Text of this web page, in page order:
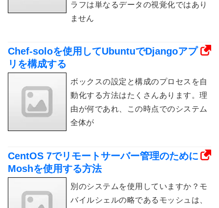
ラフは単なるデータの視覚化ではあり
ません
Chef-soloを使用してUbuntuでDjangoアプ
リを構成する
ボックスの設定と構成のプロセスを自
動化する方法はたくさんあります。理
由が何であれ、この時点でのシステム
全体が
CentOS 7でリモートサーバー管理のために
Moshを使用する方法
別のシステムを使用していますか？モ
バイルシェルの略であるモッシュは、